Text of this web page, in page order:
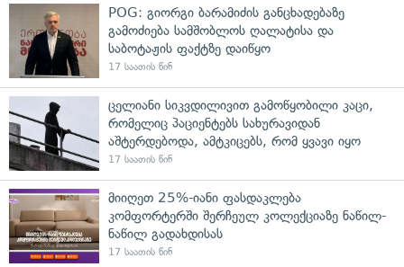
POG: გიორგი ბარამიძის განცხადებაზე
გამოძიება სამშობლოს ღალატისა და
საბოტაჟის ფაქტზე დაიწყო
17 საათის წინ
ცელიანი სიკვდილივით გამოწყობილი კაცი,
რომელიც პაციენტებს სახურავიდან
აშტერდებოდა, ამტკიცებს, რომ ყვავი იყო
17 საათის წინ
მიიღეთ 25%-იანი ფასდაკლება
კომფორტერში შერჩეულ კოლექციაზე ნაწილ-
ნაწილ გადახდისას
17 საათის წინ